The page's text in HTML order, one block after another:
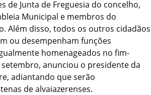
de Junta de Freguesia do concelho,
Municipal e membros do
Além disso, todos os outros cidadãos
ou desempenham funções
homenageados no fim-
setembro, anunciou o presidente da
adiantando que serão
de alvaiazerenses.